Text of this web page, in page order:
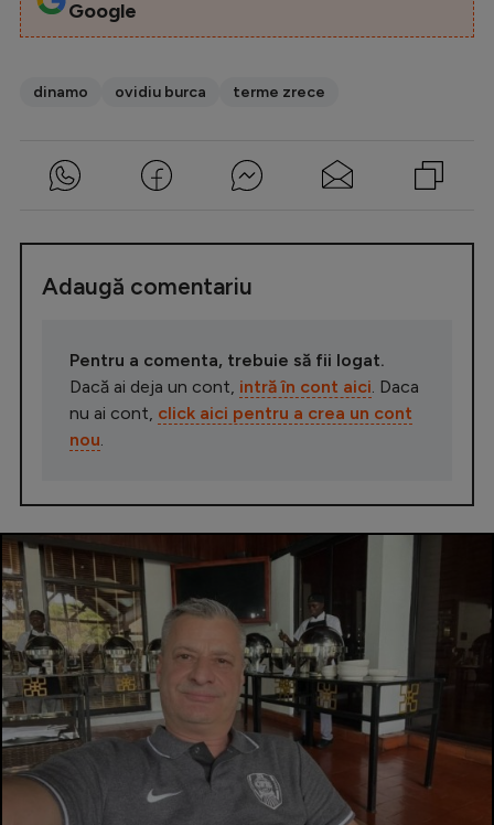
Google
dinamo ovidiu burca terme zrece
Adaugă comentariu
Pentru a comenta, trebuie să fii logat.
Dacă ai deja un cont, intră în cont aici . Daca
nu ai cont, click aici pentru a crea un cont
nou